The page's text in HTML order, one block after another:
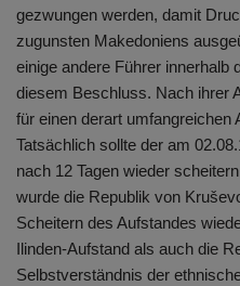
gezwungen werden, damit
zugunsten Makedoniens
einige andere Führer
diesem Beschluss. Nach ihrer
für einen derart umfangreichen
Tatsächlich sollte der am
nach 12 Tagen wieder
wurde die Republik von
Scheitern des Aufstandes
Ilinden-Aufstand als auch die
Selbstverständnis der